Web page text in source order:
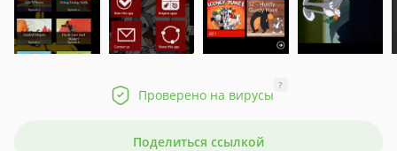
Проверено на вирусы
?
Поделиться ссылкой